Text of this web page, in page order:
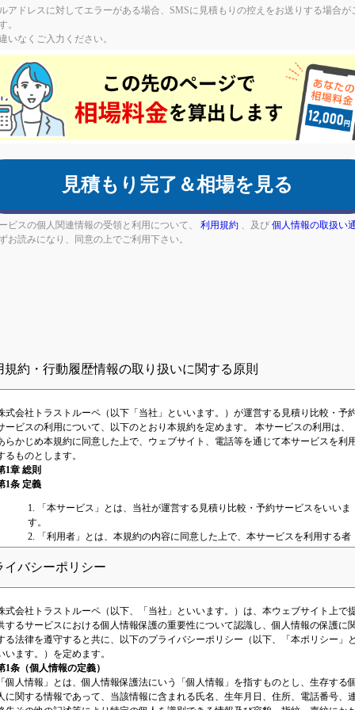
アドレスに対してエラーがある場合、SMSに見積もりの控えをお送りする場合が
。
いなくご入力ください。
見積もり完了＆相場を見る
ビスの個人関連情報の受領と利用について、 利用規約 、及び 個人情報の取扱い
お読みになり、同意の上でご利用下さい。
規約・行動履歴情報の取り扱いに関する原則
式会社トラストルーペ（以下「当社」といいます。）が運営する見積り比較・予
ービスの利用について、以下のとおり本規約を定めます。 本サービスの利用は、
らかじめ本規約に同意した上で、ウェブサイト、電話等を通じて本サービスを利
るものとします。
1章 総則
1条 定義
1. 「本サービス」とは、当社が運営する見積り比較・予約サービスをいいま
す。
2. 「利用者」とは、本規約の内容に同意した上で、本サービスを利用する者
をいいます。
3. 「提携事業者」とは、本サービスを提供するに当たり、当社と提携した事
2条 本規約の範囲、適用
規約は、利用者と当社との間における本サービスの利用について生じる全ての法
係に適用されます。 当社は、本規約に同意することを条件として、利用者に対
、本サービスの利用を許諾し、利用者と当社との間における本契約が成立するもの
します。
3条 本規約等の変更
イバシーポリシー
式会社トラストルーペ（以下、「当社」といいます。）は、本ウェブサイト上で
するサービスにおける個人情報保護の重要性について認識し、個人情報の保護に
る法律を遵守すると共に、以下のプライバシーポリシー（以下、「本ポリシー」と
います。）を定めます。
1条（個人情報の定義）
個人情報」とは、個人情報保護法にいう「個人情報」を指すものとし、生存する個
に関する情報であって、当該情報に含まれる氏名、生年月日、住所、電話番号、